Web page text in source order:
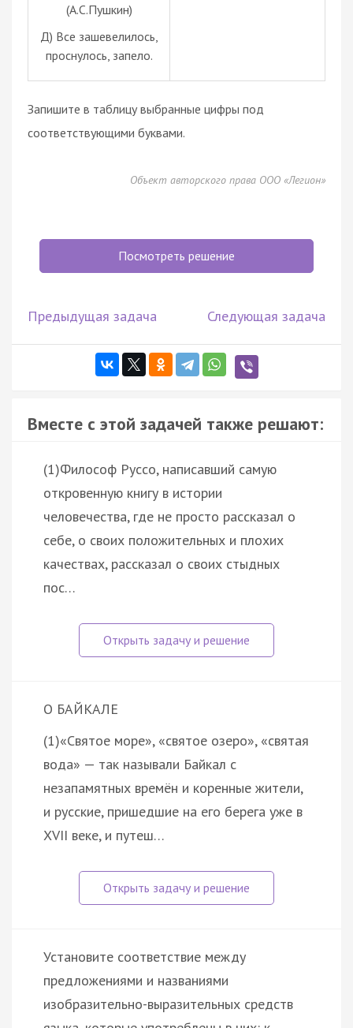
(А.С.Пушкин)
Д) Все зашевелилось,
проснулось, запело.
Запишите в таблицу выбранные цифры под
соответствующими буквами.
Объект авторского права ООО «Легион»
Посмотреть решение
Предыдущая задача Следующая задача
Вместе с этой задачей также решают:
(1)Философ Руссо, написавший самую
откровенную книгу в истории
человечества, где не просто рассказал о
себе, о своих положительных и плохих
качествах, рассказал о своих стыдных
пос…
О БАЙКАЛЕ
(1)«Святое море», «святое озеро», «святая
вода» — так называли Байкал с
незапамятных времён и коренные жители,
и русские, пришедшие на его берега уже в
XVII веке, и путеш…
Установите соответствие между
предложениями и названиями
изобразительно-выразительных средств